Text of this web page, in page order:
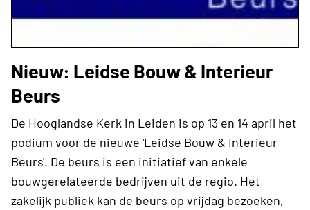
Nieuw: Leidse Bouw & Interieur
Beurs
De Hooglandse Kerk in Leiden is op 13 en 14 april het
podium voor de nieuwe 'Leidse Bouw & Interieur
Beurs'. De beurs is een initiatief van enkele
bouwgerelateerde bedrijven uit de regio. Het
zakelijk publiek kan de beurs op vrijdag bezoeken,